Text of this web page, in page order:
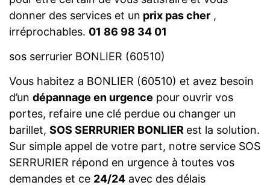
donner des services et un prix pas cher ,
irréprochables. 01 86 98 34 01
sos serrurier BONLIER (60510)
Vous habitez a BONLIER (60510) et avez besoin
d’un dépannage en urgence pour ouvrir vos
portes, refaire une clé perdue ou changer un
barillet, SOS SERRURIER BONLIER est la solution.
Sur simple appel de votre part, notre service SOS
SERRURIER répond en urgence à toutes vos
demandes et ce 24/24 avec des délais